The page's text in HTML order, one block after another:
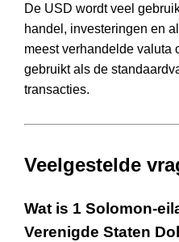
De USD wordt veel
handel, investeringen en
meest verhandelde valuta
gebruikt als de
transacties.
Veelgestelde
Wat is 1 Solomon-
Verenigde Staten